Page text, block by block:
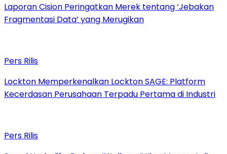
Laporan Cision Peringatkan Merek tentang ‘Jebakan
Fragmentasi Data’ yang Merugikan
Pers Rilis
Lockton Memperkenalkan Lockton SAGE: Platform
Kecerdasan Perusahaan Terpadu Pertama di Industri
Pers Rilis